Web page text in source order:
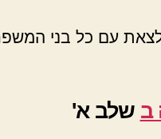
עם כל בני
ב שלב א'